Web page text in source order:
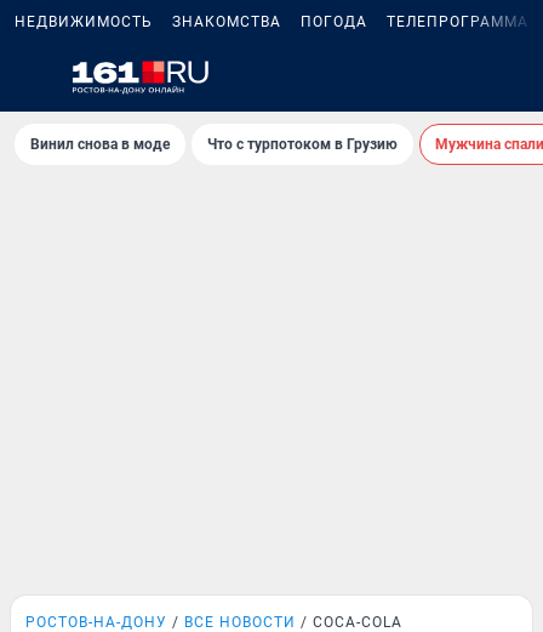
НЕДВИЖИМОСТЬ ЗНАКОМСТВА ПОГОДА ТЕЛЕПРОГРАММА
Винил снова в моде Что с турпотоком в Грузию Мужчина
РОСТОВ-НА-ДОНУ ВСЕ НОВОСТИ COCA-COLA